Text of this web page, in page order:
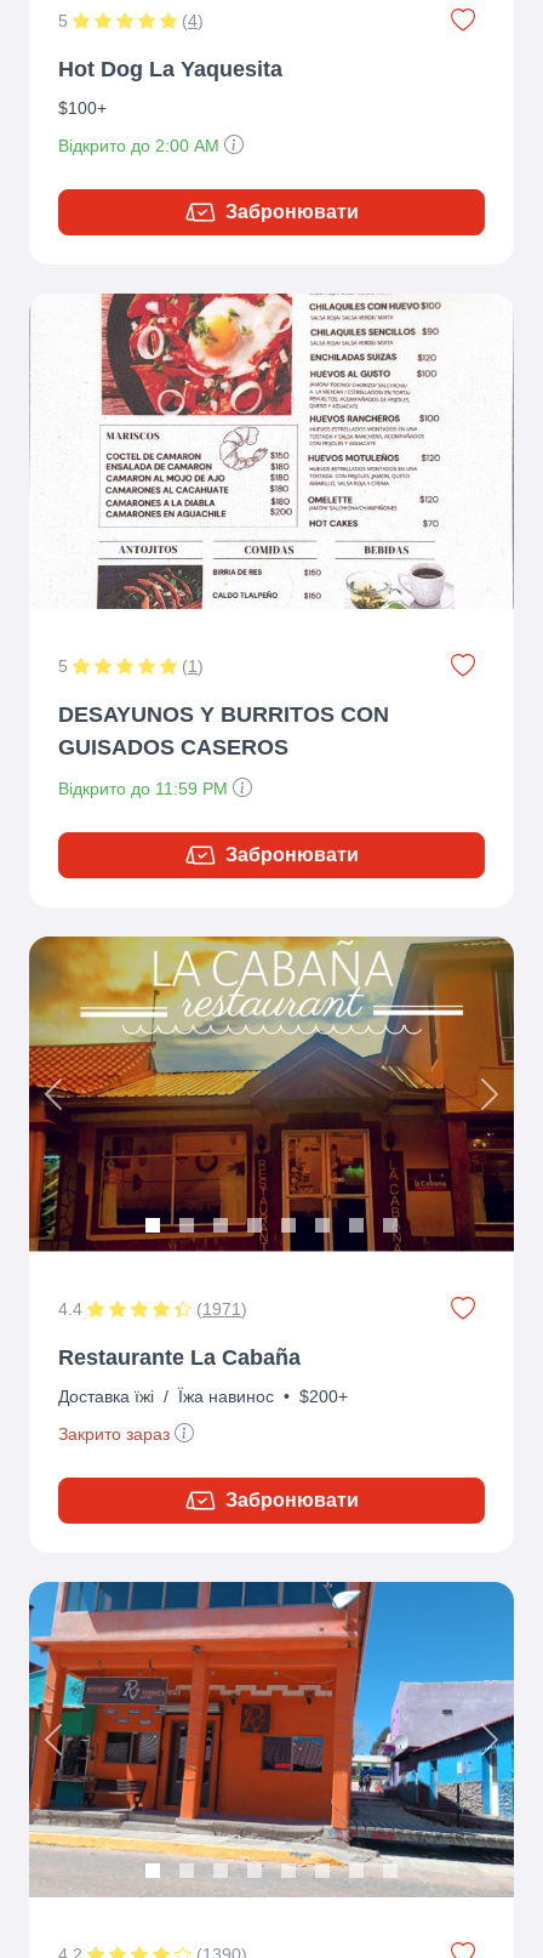
5 (4)
Hot Dog La Yaquesita
$100+
Відкрито до 2:00 AM
Забронювати
5 (1)
DESAYUNOS Y BURRITOS CON
GUISADOS CASEROS
Відкрито до 11:59 PM
Забронювати
Previous Next
4.4 (1971)
Restaurante La Cabaña
Доставка їжі / Їжа навинос • $200+
Закрито зараз
Забронювати
Previous Next
4.2 (1390)